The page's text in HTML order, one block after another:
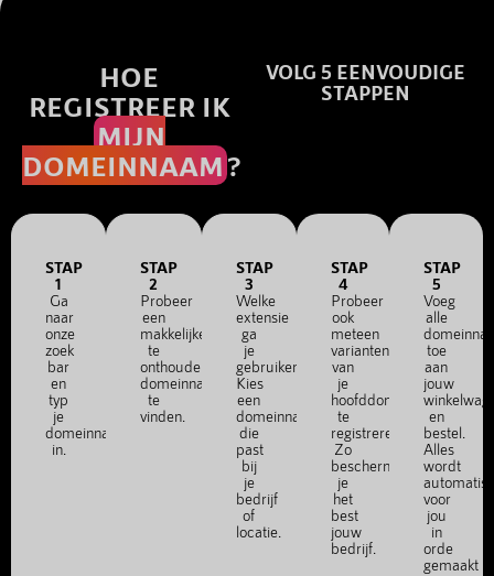
HOE
REGISTREER IK
MIJN
DOMEINNAAM ?
VOLG 5 EENVOUDIGE
STAPPEN
STAP
1
Ga
naar
onze
zoek
bar
en
typ
je
domeinnaam
in.
STAP
2
Probeer
een
makkelijke
te
onthouden
domeinnaam
te
vinden.
STAP
3
Welke
extensie
ga
je
gebruiken?
Kies
een
domeinnaam
die
past
bij
je
bedrijf
of
locatie.
STAP
4
Probeer
ook
meteen
varianten
van
je
hoofddomein
te
registreren.
Zo
bescherm
je
het
best
jouw
bedrijf.
STAP
5
Voeg
alle
toe
aan
jouw
en
bestel.
Alles
wordt
voor
jou
in
orde
gemaakt